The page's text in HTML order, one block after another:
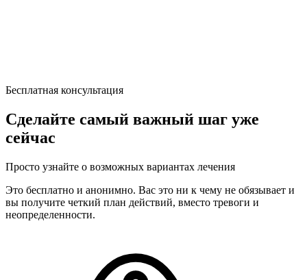
Бесплатная консультация
Сделайте самый важный шаг уже
сейчас
Просто узнайте о возможных вариантах лечения
Это бесплатно и анонимно. Вас это ни к чему не обязывает и
вы получите четкий план действий, вместо тревоги и
неопределенности.